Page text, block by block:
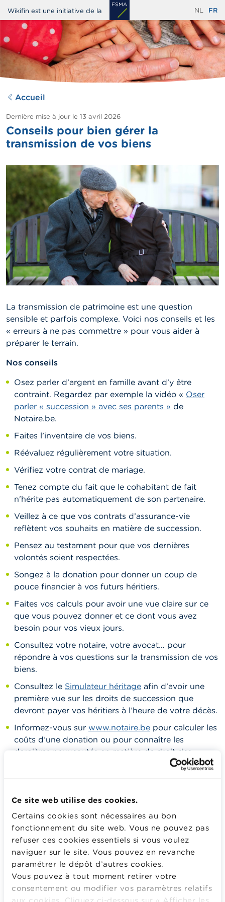
Ce site web utilise des cookies.
Certains cookies sont nécessaires au bon
fonctionnement du site web. Vous ne pouvez pas
refuser ces cookies essentiels si vous voulez
naviguer sur le site. Vous pouvez en revanche
paramétrer le dépôt d’autres cookies.
Vous pouvez à tout moment retirer votre
consentement ou modifier vos paramètres relatifs
Aller
au
contenu
principal
Wikifin est une initiative de la NL FR
Accueil
Dernière mise à jour le 13 avril 2026
Conseils pour bien gérer la
transmission de vos biens
La transmission de patrimoine est une question
sensible et parfois complexe. Voici nos conseils et les
« erreurs à ne pas commettre » pour vous aider à
préparer le terrain.
Nos conseils
Osez parler d’argent en famille avant d’y être
contraint. Regardez par exemple la vidéo « Oser
parler « succession » avec ses parents » de
Notaire.be.
Faites l’inventaire de vos biens.
Réévaluez régulièrement votre situation.
Vérifiez votre contrat de mariage.
Tenez compte du fait que le cohabitant de fait
n'hérite pas automatiquement de son partenaire.
Veillez à ce que vos contrats d’assurance-vie
reflètent vos souhaits en matière de succession.
Pensez au testament pour que vos dernières
volontés soient respectées.
Songez à la donation pour donner un coup de
pouce financier à vos futurs héritiers.
Faites vos calculs pour avoir une vue claire sur ce
que vous pouvez donner et ce dont vous avez
besoin pour vos vieux jours.
Consultez votre notaire, votre avocat… pour
répondre à vos questions sur la transmission de vos
biens.
Consultez le Simulateur héritage afin d’avoir une
première vue sur les droits de succession que
devront payer vos héritiers à l’heure de votre décès.
Informez-vous sur www.notaire.be pour calculer les
coûts d’une donation ou pour connaître les
dernières nouveautés en matière de droit des
Ne pas vous soucier de la transmission de votre
héritage.
Ne pas préparer le terrain avec les principaux
intéressés.
Ne laisser aucune indication à vos héritiers sur la
composition de votre patrimoine.
Partager vos biens de manière inéquitable entre vos